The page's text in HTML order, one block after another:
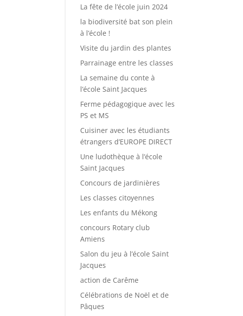
La fête de l’école juin 2024
la biodiversité bat son plein
à l’école !
Visite du jardin des plantes
Parrainage entre les classes
La semaine du conte à
l’école Saint Jacques
Ferme pédagogique avec les
PS et MS
Cuisiner avec les étudiants
étrangers d’EUROPE DIRECT
Une ludothèque à l’école
Saint Jacques
Concours de jardinières
Les classes citoyennes
Les enfants du Mékong
concours Rotary club
Amiens
Salon du jeu à l’école Saint
Jacques
action de Carême
Célébrations de Noël et de
Pâques